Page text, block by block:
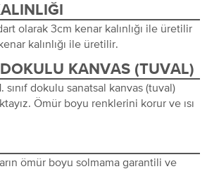
olarak 3cm kenar kalınlığı ile üretilir
kalınlığı ile üretilir.
KANVAS (TUVAL)
dokulu sanatsal kanvas (tuval)
Ömür boyu renklerini korur ve ısı
ömür boyu solmama garantili ve